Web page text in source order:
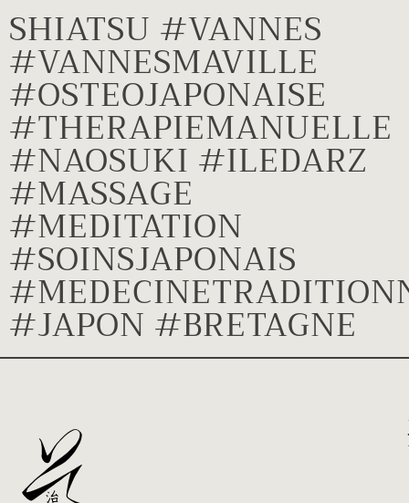
SHIATSU #VANNES
#VANNESMAVILLE
#OSTEOJAPONAISE
#THERAPIEMANUELLE
#NAOSUKI #ILEDARZ
#MASSAGE
#MEDITATION
#SOINSJAPONAIS
#JAPON #BRETAGNE